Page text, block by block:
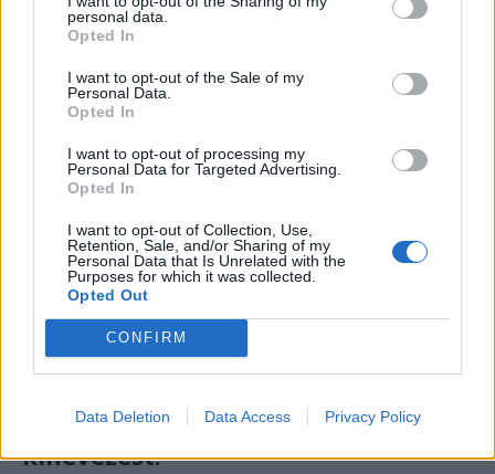
personal data.
Opted In
I want to opt-out of the Sale of my
Personal Data.
Opted In
I want to opt-out of processing my
Personal Data for Targeted Advertising.
Opted In
I want to opt-out of Collection, Use,
Retention, Sale, and/or Sharing of my
Personal Data that Is Unrelated with the
Purposes for which it was collected.
Opted Out
CONFIRM
Data Deletion Data Access Privacy Policy
A dobok mögött: Király Zoltán. (Fotó: a TIFF Facebook-oldala.)
Megnéztem magamnak a közönséget is: a
többség a TIFF-en megszokott tulitarka
urbánnomád. Volt pár rokker is. Punkert nem
láttam. Van olyan manapság ezeken az
elithelyeken? Összefutottam valakivel, aki a
pogózásról beszélt nekem. Nem szóltam
semmit, bár
volt egy olyan sejtésem, hogy itt
megkapom a művelődési miniszteri
kinevezést.